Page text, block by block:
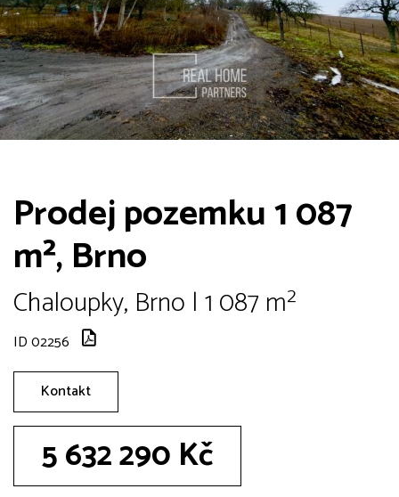
Prodej pozemku 1 087
m², Brno
Chaloupky, Brno | 1 087 m²
ID 02256
Kontakt
5 632 290 Kč